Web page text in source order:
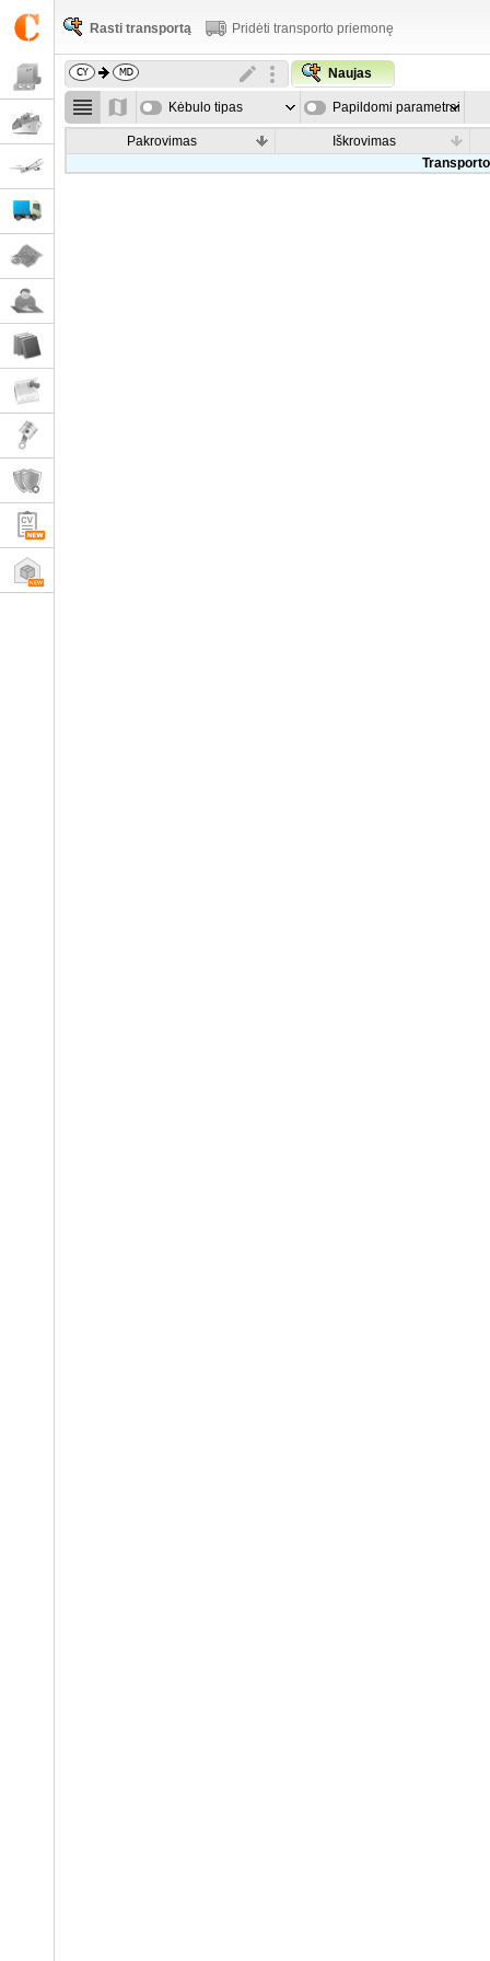
Rasti transportą Pridėti transporto priemonę
Naujas
Kėbulo tipas Papildomi parametrai
Pakrovimas
Iškrovimas